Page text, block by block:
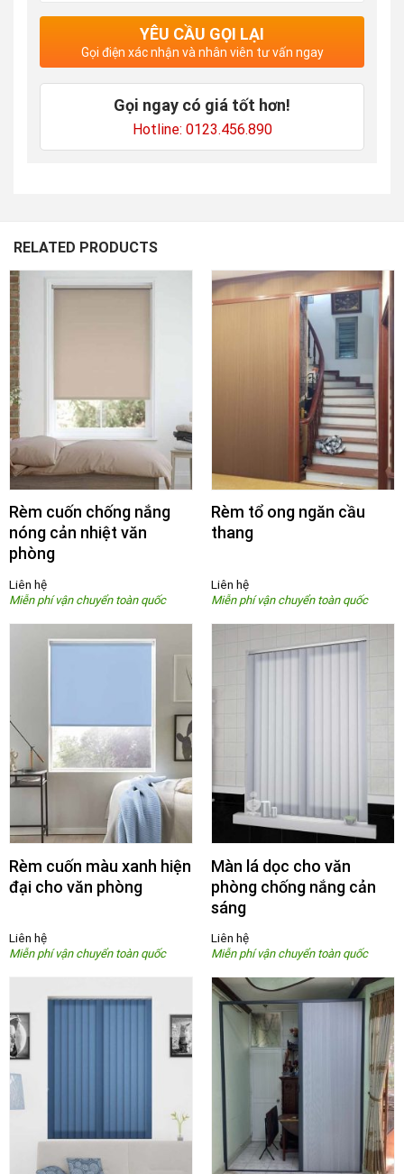
YÊU CẦU GỌI LẠI
Gọi điện xác nhận và nhân viên tư vấn ngay
Gọi ngay có giá tốt hơn!
Hotline: 0123.456.890
RELATED PRODUCTS
Rèm cuốn chống nắng
nóng cản nhiệt văn
phòng
Liên hệ
Rèm tổ ong ngăn cầu
thang
Liên hệ
Rèm cuốn màu xanh hiện
đại cho văn phòng
Liên hệ
Màn lá dọc cho văn
phòng chống nắng cản
sáng
Liên hệ